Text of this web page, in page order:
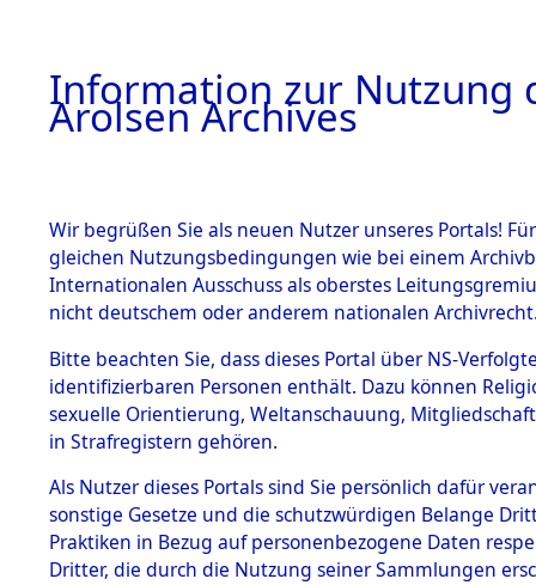
BESTÄNDE
1.
Inhaftierungsdoku
mente
1.2.9 Beim ITS
verwahrte
1.2.9.1
Effekten aus
dem KZ
Dachau
3Akten
Land
Deutschland
Information zur Nutzung
Arolsen Archives
Wir begrüßen Sie als neuen Nutzer unseres Portals!
gleichen Nutzungsbedingungen wie bei einem
Internationalen Ausschuss als oberstes
nicht deutschem oder anderem nationalen
Bitte beachten Sie, dass dieses Portal über NS-
identifizierbaren Personen enthält. Dazu können
sexuelle Orientierung, Weltanschauung,
in Strafregistern gehören.
Als Nutzer dieses Portals sind Sie persönlich dafür
sonstige Gesetze und die schutzwürdigen Belange
Praktiken in Bezug auf personenbezogene Daten
Dritter, die durch die Nutzung seiner Sammlungen